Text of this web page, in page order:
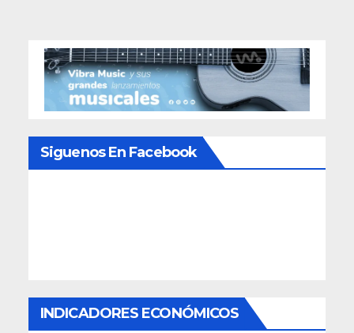
Siguenos En Facebook
INDICADORES ECONÓMICOS